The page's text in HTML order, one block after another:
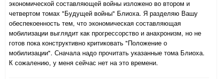
экономической составляющей войны изложено во втором и
четвертом томах "Будущей войны" Блиоха. Я разделяю Вашу
обеспекоенность тем, что экономическая составляющая
мобилизации выглядит как прогрессорство и анахронизм, но не
готов пока конструктивно критиковать "Положение о
мобилизации". Сначала надо прочитать указанные тома Блиоха.
К сожалению, у меня сейчас нет на это времени.